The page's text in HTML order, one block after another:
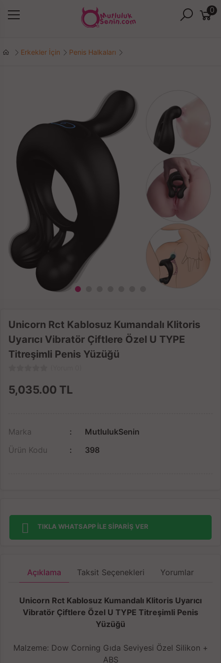
0
Erkekler İçin Penis Halkaları
Unicorn Rct Kablosuz Kumandalı Klitoris
Uyarıcı Vibratör Çiftlere Özel U TYPE
Titreşimli Penis Yüzüğü
5,035.00 TL
Marka
MutlulukSenin
Ürün Kodu
398
TIKLA WHATSAPP İLE SİPARİŞ VER
Açıklama Taksit Seçenekleri Yorumlar
Unicorn Rct Kablosuz Kumandalı Klitoris Uyarıcı
Vibratör Çiftlere Özel U TYPE Titreşimli Penis
Yüzüğü
Malzeme: Dow Corning Gıda Seviyesi Özel Silikon +
ABS